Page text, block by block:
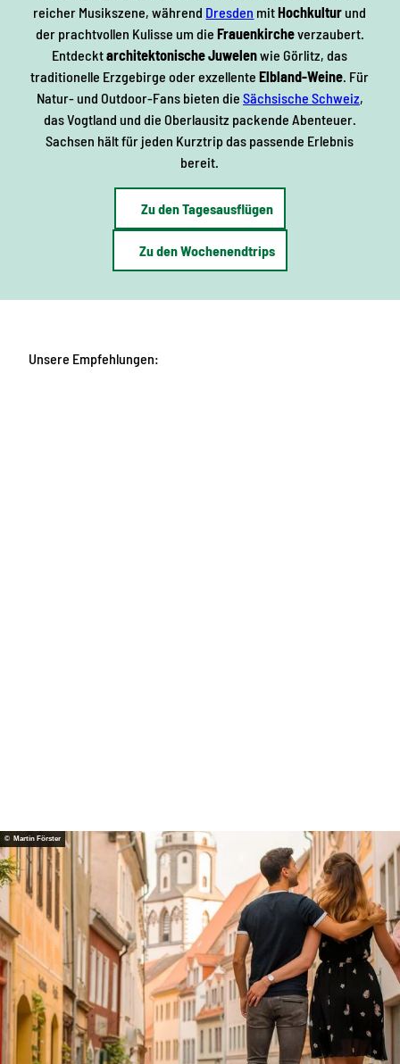
reicher Musikszene, während Dresden mitHochkultur und
der prachtvollen Kulisse um die Frauenkircheverzaubert.
Entdecktarchitektonische Juwelenwie Görlitz, das
traditionelle Erzgebirge oder exzellenteElbland-Weine . Für
Natur- und Outdoor-Fans bieten die Sächsische Schweiz,
das Vogtland und die Oberlausitz packende Abenteuer.
Sachsen hält für jeden Kurztrip das passende Erlebnis
bereit.
Zu den Tagesausflügen
Zu den Wochenendtrips
Unsere Empfehlungen:
© Martin Förster